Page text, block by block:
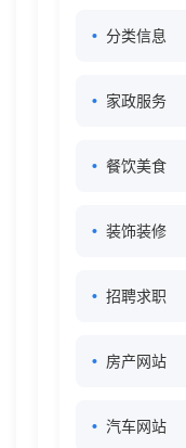
分类信息
家政服务
餐饮美食
装饰装修
招聘求职
房产网站
汽车网站